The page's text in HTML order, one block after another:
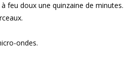
feu doux une quinzaine de minutes.
ondes.